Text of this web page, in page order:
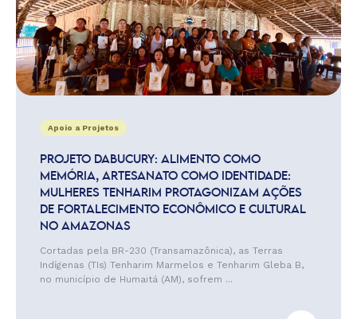
Apoio a Projetos
PROJETO DABUCURY: ALIMENTO COMO
MEMÓRIA, ARTESANATO COMO IDENTIDADE:
MULHERES TENHARIM PROTAGONIZAM AÇÕES
DE FORTALECIMENTO ECONÔMICO E CULTURAL
NO AMAZONAS
Cortadas pela BR-230 (Transamazônica), as Terras
Indígenas (TIs) Tenharim Marmelos e Tenharim Gleba B,
no município de Humaitá (AM), sofrem ...